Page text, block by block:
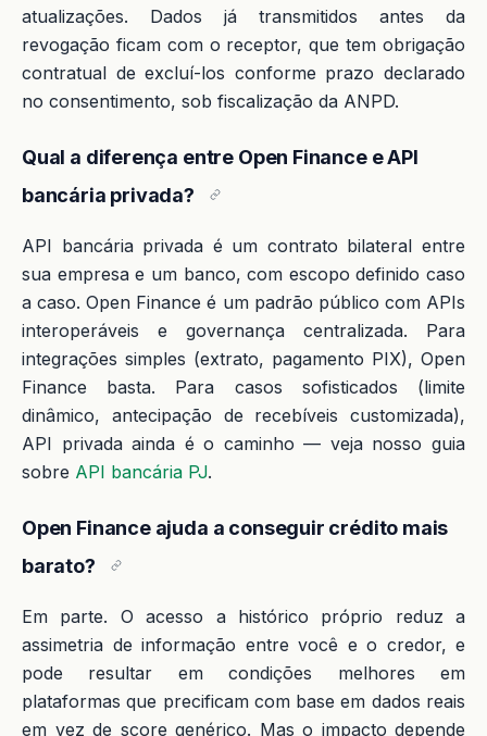
atualizações. Dados já transmitidos antes da
revogação ficam com o receptor, que tem obrigação
contratual de excluí-los conforme prazo declarado
no consentimento, sob fiscalização da ANPD.
Qual a diferença entre Open Finance e API
bancária privada?
API bancária privada é um contrato bilateral entre
sua empresa e um banco, com escopo definido caso
a caso. Open Finance é um padrão público com APIs
interoperáveis e governança centralizada. Para
integrações simples (extrato, pagamento PIX), Open
Finance basta. Para casos sofisticados (limite
dinâmico, antecipação de recebíveis customizada),
API privada ainda é o caminho — veja nosso guia
sobre API bancária PJ.
Open Finance ajuda a conseguir crédito mais
barato?
Em parte. O acesso a histórico próprio reduz a
assimetria de informação entre você e o credor, e
pode resultar em condições melhores em
plataformas que precificam com base em dados reais
em vez de score genérico. Mas o impacto depende